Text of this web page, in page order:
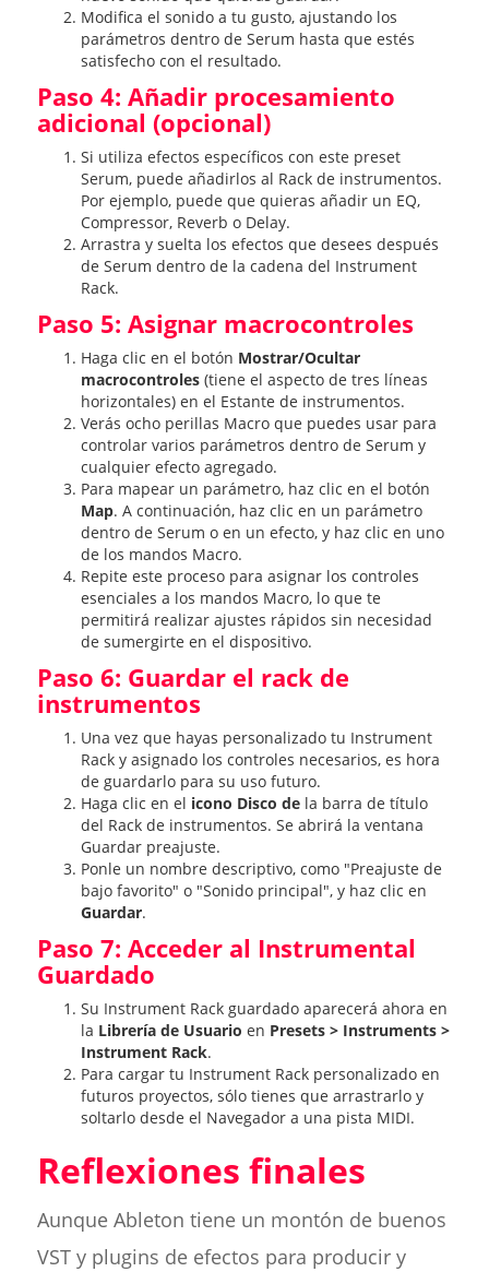
Modifica el sonido a tu gusto, ajustando los
parámetros dentro de Serum hasta que estés
satisfecho con el resultado.
Paso 4: Añadir procesamiento
adicional (opcional)
Si utiliza efectos específicos con este preset
Serum, puede añadirlos al Rack de instrumentos.
Por ejemplo, puede que quieras añadir un EQ,
Compressor, Reverb o Delay.
Arrastra y suelta los efectos que desees después
de Serum dentro de la cadena del Instrument
Rack.
Paso 5: Asignar macrocontroles
Haga clic en el botón Mostrar/Ocultar
macrocontroles(tiene el aspecto de tres líneas
horizontales) en el Estante de instrumentos.
Verás ocho perillas Macro que puedes usar para
controlar varios parámetros dentro de Serum y
cualquier efecto agregado.
Para mapear un parámetro, haz clic en el botón
Map. A continuación, haz clic en un parámetro
dentro de Serum o en un efecto, y haz clic en uno
de los mandos Macro.
Repite este proceso para asignar los controles
esenciales a los mandos Macro, lo que te
permitirá realizar ajustes rápidos sin necesidad
de sumergirte en el dispositivo.
Paso 6: Guardar el rack de
instrumentos
Una vez que hayas personalizado tu Instrument
Rack y asignado los controles necesarios, es hora
de guardarlo para su uso futuro.
Haga clic en el icono Disco dela barra de título
del Rack de instrumentos. Se abrirá la ventana
Guardar preajuste.
Ponle un nombre descriptivo, como "Preajuste de
bajo favorito" o "Sonido principal", y haz clic en
Guardar.
Paso 7: Acceder al Instrumental
Guardado
Su Instrument Rack guardado aparecerá ahora en
la Librería de Usuario en Presets > Instruments >
Instrument Rack.
Para cargar tu Instrument Rack personalizado en
futuros proyectos, sólo tienes que arrastrarlo y
soltarlo desde el Navegador a una pista MIDI.
Reflexiones finales
Aunque Ableton tiene un montón de buenos
VST y plugins de efectos para producir y